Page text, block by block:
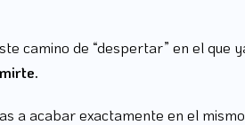
camino de “despertar” en el que
a acabar exactamente en el